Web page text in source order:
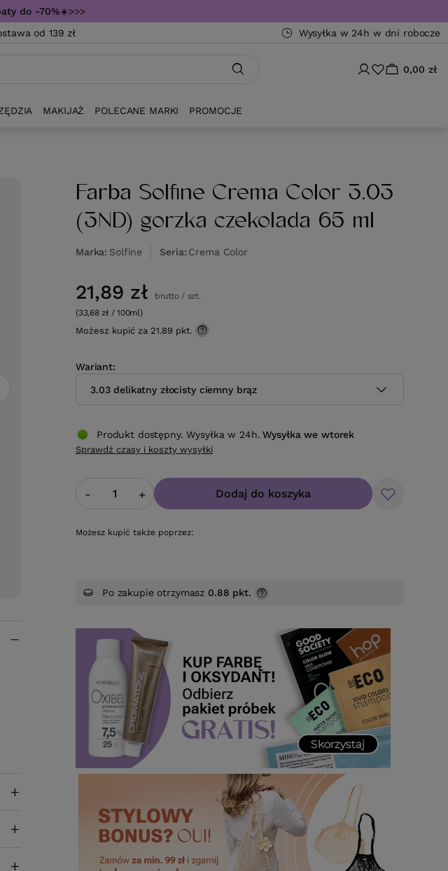
do -70%☀️>>>
od 139 zł Wysyłka w 24h w dni robocze
0,00 zł
MAKIJAŻ POLECANE MARKI PROMOCJE
Farba Solfine Crema Color 3.03
(3ND) gorzka czekolada 65 ml
Marka Solfine Seria Crema Color
Wariant
3.03 delikatny złocisty ciemny brąz
21,89 zł brutto/ szt.
(33,68 zł / 100ml)
Możesz kupić za 21.89 pkt.
- + Dodaj do koszyka
Możesz kupić także poprzez:
Produkt dostępny. Wysyłka w 24h. Wysyłkawe wtorek
Sprawdź czasy i koszty wysyłki
Po zakupie otrzymasz 0.88 pkt.